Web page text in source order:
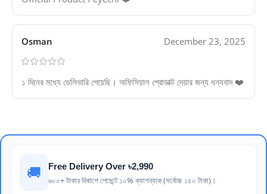
Osman December 23, 2025
১ দিনের মধ্যে ডেলিভারি পেয়েছি। অফিসিয়াল প্রোডাক্ট দেয়ার জন্য ধন্যবাদ ❤️
🚚 Free Delivery Over ৳2,990
৬০০+ টাকার বিকাশে পেমেন্টে ১০% ক্যাশব্যাক (সর্বোচ্চ ১৫০ টাকা)।